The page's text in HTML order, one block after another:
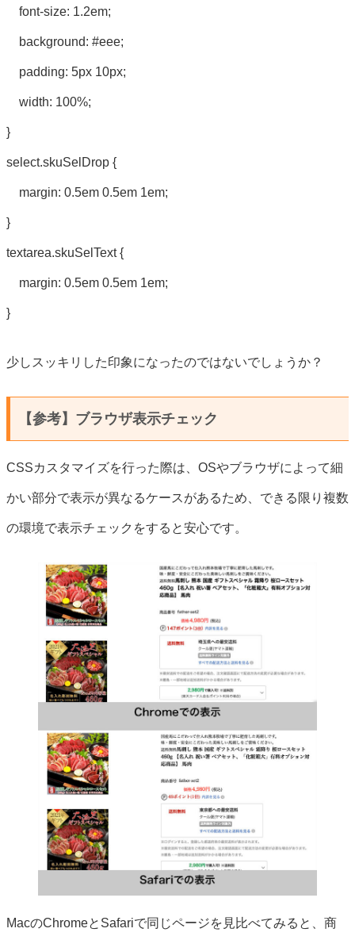
font-size: 1.2em;
background: #eee;
padding: 5px 10px;
width: 100%;
}
select.skuSelDrop {
margin: 0.5em 0.5em 1em;
}
textarea.skuSelText {
margin: 0.5em 0.5em 1em;
}
少しスッキリした印象になったのではないでしょうか？
【参考】ブラウザ表示チェック
CSSカスタマイズを行った際は、OSやブラウザによって細
かい部分で表示が異なるケースがあるため、できる限り複数
の環境で表示チェックをすると安心です。
MacのChromeとSafariで同じページを見比べてみると、商